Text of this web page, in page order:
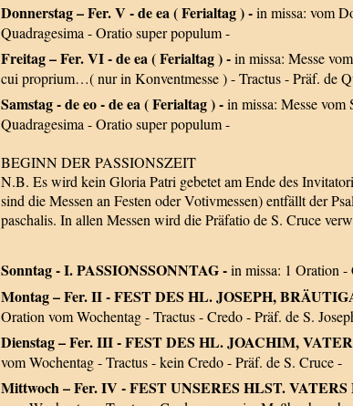
Donnerstag – Fer. V - de ea ( Ferialtag ) -in missa: vom
Quadragesima - Oratio super populum -
Freitag – Fer. VI - de ea ( Ferialtag ) -in missa: Messe
cui proprium…( nur in Konventmesse ) - Tractus - Präf. de
Samstag - de eo - de ea ( Ferialtag ) -in missa: Messe
Quadragesima - Oratio super populum -
BEGINN DER PASSIONSZEIT
N.B. Es wird kein Gloria Patri gebetet am Ende des
sind die Messen an Festen oder Votivmessen) entfällt der
paschalis. In allen Messen wird die Präfatio de S. Cruce
Sonntag - I. PASSIONSSONNTAG -in missa: 1 Oration
Montag – Fer. II - FEST DES HL. JOSEPH,
Oration vom Wochentag - Tractus - Credo - Präf. de S.
Dienstag – Fer. III - FEST DES HL. JOACHIM,
vom Wochentag - Tractus - kein Credo - Präf. de S. Cruce -
Mittwoch – Fer. IV - FEST UNSERES HLST.